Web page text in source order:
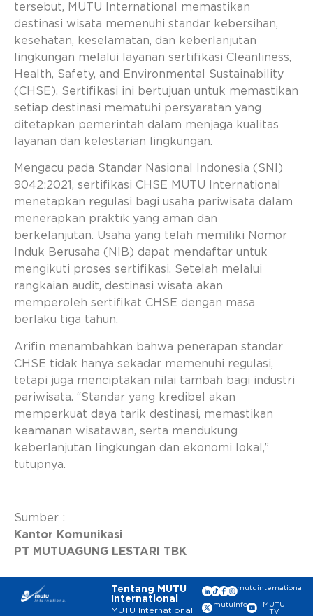
tersebut, MUTU International memastikan
destinasi wisata memenuhi standar kebersihan,
kesehatan, keselamatan, dan keberlanjutan
lingkungan melalui layanan sertifikasi Cleanliness,
Health, Safety, and Environmental Sustainability
(CHSE). Sertifikasi ini bertujuan untuk memastikan
setiap destinasi mematuhi persyaratan yang
ditetapkan pemerintah dalam menjaga kualitas
layanan dan kelestarian lingkungan.
Mengacu pada Standar Nasional Indonesia (SNI)
9042:2021, sertifikasi CHSE MUTU International
menetapkan regulasi bagi usaha pariwisata dalam
menerapkan praktik yang aman dan
berkelanjutan. Usaha yang telah memiliki Nomor
Induk Berusaha (NIB) dapat mendaftar untuk
mengikuti proses sertifikasi. Setelah melalui
rangkaian audit, destinasi wisata akan
memperoleh sertifikat CHSE dengan masa
berlaku tiga tahun.
Arifin menambahkan bahwa penerapan standar
CHSE tidak hanya sekadar memenuhi regulasi,
tetapi juga menciptakan nilai tambah bagi industri
pariwisata. “Standar yang kredibel akan
memperkuat daya tarik destinasi, memastikan
keamanan wisatawan, serta mendukung
keberlanjutan lingkungan dan ekonomi lokal,”
tutupnya.
Sumber :
Kantor Komunikasi
PT MUTUAGUNG LESTARI TBK
Tentang MUTU
International
MUTU International
mutuinternational
mutuinfo
MUTU
TV